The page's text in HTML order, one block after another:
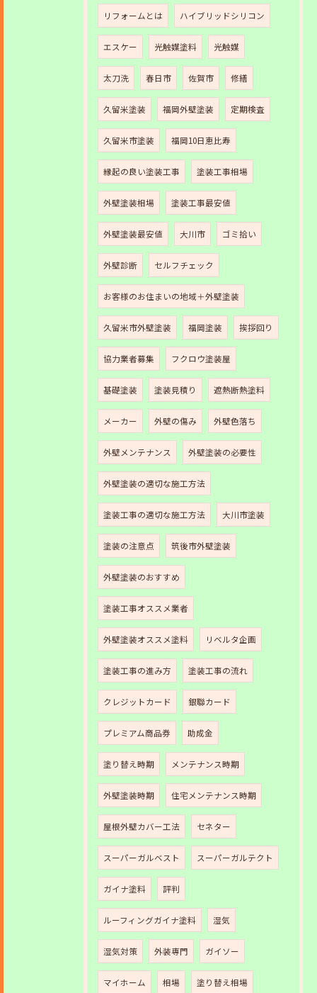
リフォームとは ハイブリッドシリコン
エスケー 光触媒塗料 光触媒
太刀洗 春日市 佐賀市 修繕
久留米塗装 福岡外壁塗装 定期検査
久留米市塗装 福岡10日恵比寿
縁起の良い塗装工事 塗装工事相場
外壁塗装相場 塗装工事最安値
外壁塗装最安値 大川市 ゴミ拾い
外壁診断 セルフチェック
お客様のお住まいの地域＋外壁塗装
久留米市外壁塗装 福岡塗装 挨拶回り
協力業者募集 フクロウ塗装屋
基礎塗装 塗装見積り 遮熱断熱塗料
メーカー 外壁の傷み 外壁色落ち
外壁メンテナンス 外壁塗装の必要性
外壁塗装の適切な施工方法
塗装工事の適切な施工方法 大川市塗装
塗装の注意点 筑後市外壁塗装
外壁塗装のおすすめ
塗装工事オススメ業者
外壁塗装オススメ塗料 リベルタ企画
塗装工事の進み方 塗装工事の流れ
クレジットカード 銀聯カード
プレミアム商品券 助成金
塗り替え時期 メンテナンス時期
外壁塗装時期 住宅メンテナンス時期
屋根外壁カバー工法 セネター
スーパーガルベスト スーパーガルテクト
ガイナ塗料 評判
ルーフィングガイナ塗料 湿気
湿気対策 外装専門 ガイソー
マイホーム 相場 塗り替え相場